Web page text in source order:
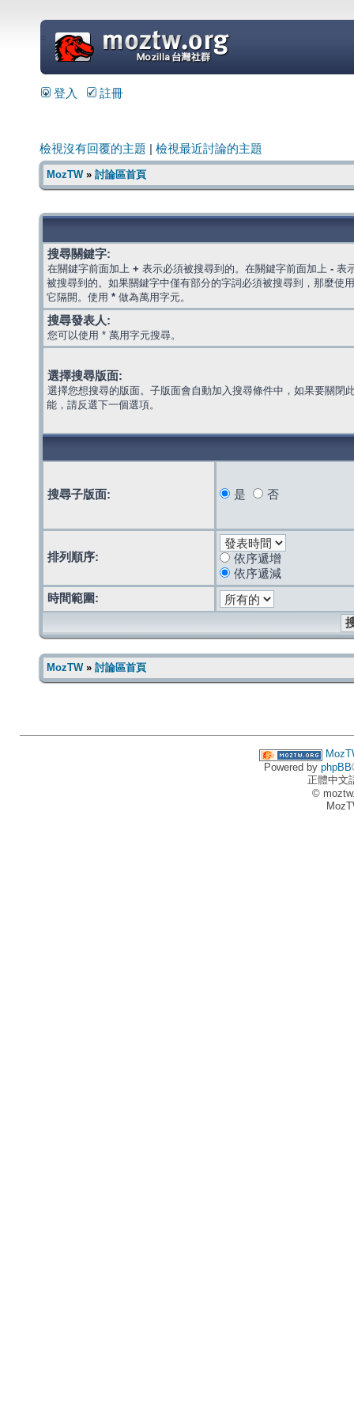
=
登入 註冊
檢視沒有回覆的主題 檢視最近討論的主題
MozTW» 討論區首頁
搜尋關鍵字:
在關鍵字前面加上 + 表示必須被搜尋到的。在關鍵字前面加上 - 表
被搜尋到的。如果關鍵字中僅有部分的字詞必須被搜尋到，那麼使
它隔開。使用 * 做為萬用字元。
搜尋發表人:
您可以使用 * 萬用字元搜尋。
選擇搜尋版面:
選擇您想搜尋的版面。子版面會自動加入搜尋條件中，如果要關閉
能，請反選下一個選項。
搜尋子版面: 是 否
排列順序:
依序遞增
依序遞減
時間範圍:
MozTW» 討論區首頁
Powered by phpBB
正體中文
©